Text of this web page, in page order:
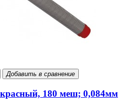
Добавить в сравнение
180 меш; 0,084мм